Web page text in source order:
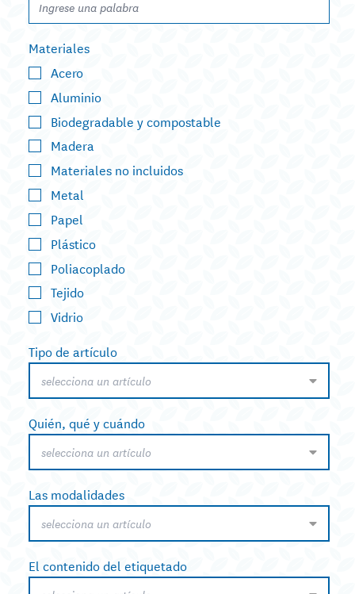
Materiales
Acero
Aluminio
Biodegradable y compostable
Madera
Materiales no incluidos
Metal
Papel
Plástico
Poliacoplado
Tejido
Vidrio
Tipo de artículo
selecciona un artículo
Quién, qué y cuándo
selecciona un artículo
Las modalidades
selecciona un artículo
El contenido del etiquetado